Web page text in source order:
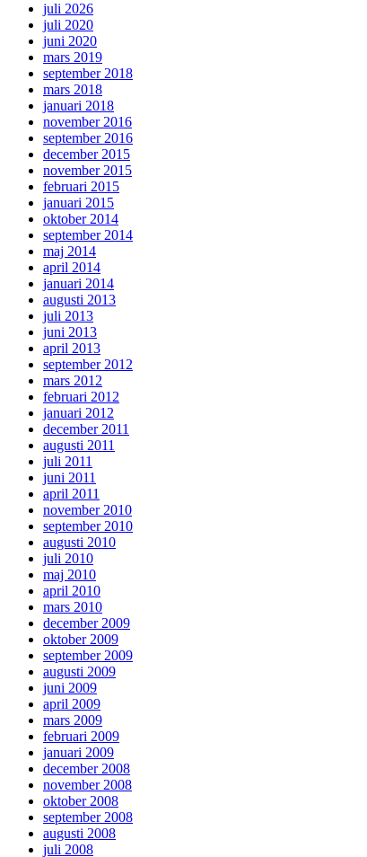
juli 2026
juli 2020
juni 2020
mars 2019
september 2018
mars 2018
januari 2018
november 2016
september 2016
december 2015
november 2015
februari 2015
januari 2015
oktober 2014
september 2014
maj 2014
april 2014
januari 2014
augusti 2013
juli 2013
juni 2013
april 2013
september 2012
mars 2012
februari 2012
januari 2012
december 2011
augusti 2011
juli 2011
juni 2011
april 2011
november 2010
september 2010
augusti 2010
juli 2010
maj 2010
april 2010
mars 2010
december 2009
oktober 2009
september 2009
augusti 2009
juni 2009
april 2009
mars 2009
februari 2009
januari 2009
december 2008
november 2008
oktober 2008
september 2008
augusti 2008
juli 2008